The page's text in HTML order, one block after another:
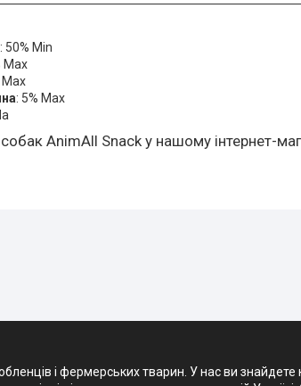
: 50% Min
Max
Max
: 5% Max
AnimAll Snack у нашому інтернет-
і фермерських тварин. У нас ви знайдете